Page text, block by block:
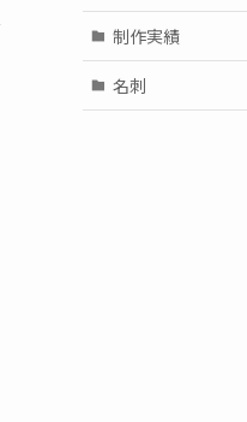
制作実績
名刺